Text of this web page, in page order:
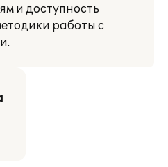
и доступность
работы с